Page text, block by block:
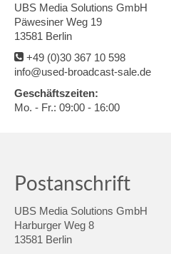
UBS Media Solutions GmbH
Päwesiner Weg 19
13581 Berlin
+49 (0)30 367 10 598
info@used-broadcast-sale.de
Geschäftszeiten:
Mo. - Fr.: 09:00 - 16:00
Postanschrift
UBS Media Solutions GmbH
Harburger Weg 8
13581 Berlin